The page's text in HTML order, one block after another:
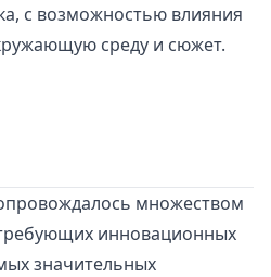
с возможностью влияния
среду и сюжет.
множеством
инновационных
значительных